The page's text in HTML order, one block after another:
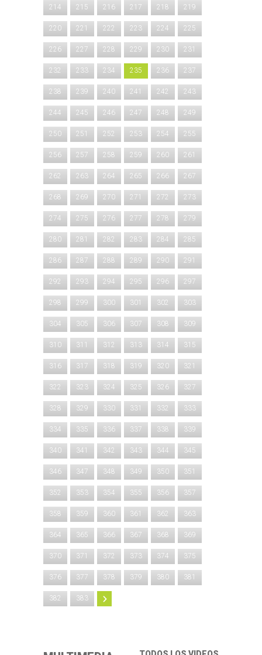
214 215 216 217 218 219
220 221 222 223 224 225
226 227 228 229 230 231
232 233 234 235 236 237
238 239 240 241 242 243
244 245 246 247 248 249
250 251 252 253 254 255
256 257 258 259 260 261
262 263 264 265 266 267
268 269 270 271 272 273
274 275 276 277 278 279
280 281 282 283 284 285
286 287 288 289 290 291
292 293 294 295 296 297
298 299 300 301 302 303
304 305 306 307 308 309
310 311 312 313 314 315
316 317 318 319 320 321
322 323 324 325 326 327
328 329 330 331 332 333
334 335 336 337 338 339
340 341 342 343 344 345
346 347 348 349 350 351
352 353 354 355 356 357
358 359 360 361 362 363
364 365 366 367 368 369
370 371 372 373 374 375
376 377 378 379 380 381
382 383